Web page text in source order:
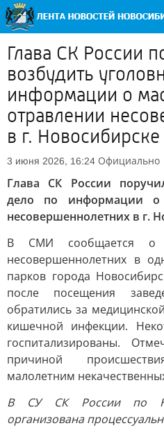
Глава СК России
возбудить
информации о
отравлении
в г. Новосибирске
3 июня 2026, 16:24 Официально
Глава СК России
дело по информации о
несовершеннолетних в г.
В СМИ сообщается о
несовершеннолетних в
парков города
после посещения
обратились за
кишечной инфекции.
госпитализированы.
причиной
малолетним
В СУ СК России по
организована